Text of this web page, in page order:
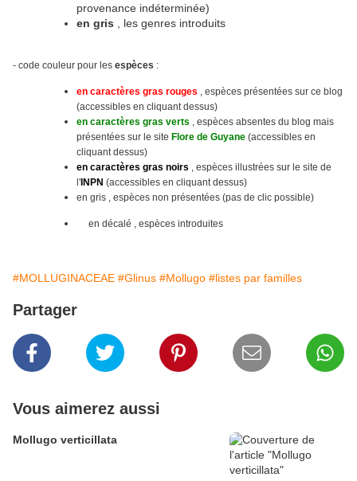
provenance indéterminée)
en gris
, les genres introduits
- code couleur pour les espèces :
en caractères gras rouges , espèces présentées sur ce blog
(accessibles en cliquant dessus)
en caractères gras verts , espèces absentes du blog mais
présentées sur le site Flore de Guyane (accessibles en
cliquant dessus)
en caractères gras noirs , espèces illustrées sur le site de
l' INPN (accessibles en cliquant dessus)
en gris , espèces non présentées (pas de clic possible)
en décalé , espèces introduites
#MOLLUGINACEAE #Glinus #Mollugo #listes par familles
Partager
Vous aimerez aussi
Mollugo verticillata